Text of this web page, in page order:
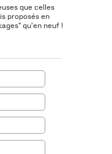
que celles
proposés en
qu'en neuf !